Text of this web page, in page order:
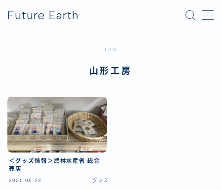
Future Earth
横浜グリーンエクスポ
TAG
山形工房
＜グッズ情報＞農林水産省 総合
売店
2026.06.23 グッズ